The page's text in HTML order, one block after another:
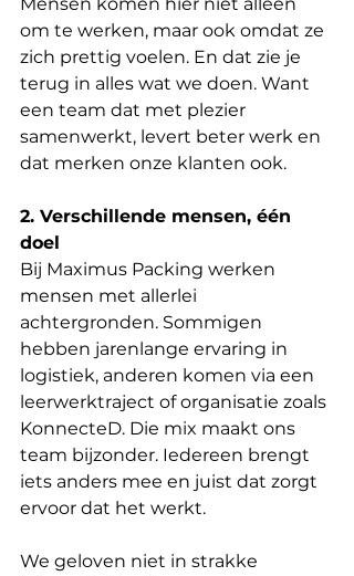
om te werken, maar ook omdat ze
zich prettig voelen. En dat zie je
terug in alles wat we doen. Want
een team dat met plezier
samenwerkt, levert beter werk en
dat merken onze klanten ook.
2. Verschillende mensen, één
doel
Bij Maximus Packing werken
mensen met allerlei
achtergronden. Sommigen
hebben jarenlange ervaring in
logistiek, anderen komen via een
leerwerktraject of organisatie zoals
KonnecteD. Die mix maakt ons
team bijzonder. Iedereen brengt
iets anders mee en juist dat zorgt
ervoor dat het werkt.
We geloven niet in strakke